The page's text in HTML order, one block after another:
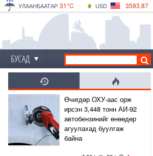
31°C
УЛААНБААТАР
33°C
ДАРХАН
30°C
ЭРДЭНЭТ
USD 3593.87
4141.04
БУСАД
Өчигдөр ОХУ-аас орж
ирсэн 3,448 тонн АИ-92
автобензинийг өнөөдөр
агуулахад буулгаж
байна